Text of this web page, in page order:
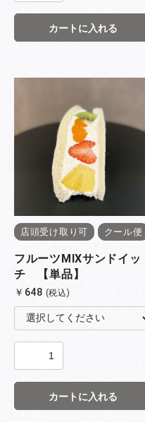
カートに入れる
店頭受け取り可 クール便
フルーツMIXサンドイッ
チ 【単品】
￥648 (税込)
カートに入れる